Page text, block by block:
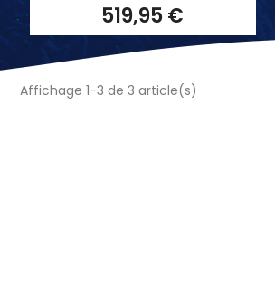
519,95 €
Affichage 1-3 de 3 article(s)